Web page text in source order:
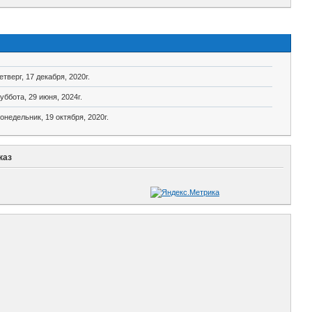
17 декабря, 2020г.
29 июня, 2024г.
19 октября, 2020г.